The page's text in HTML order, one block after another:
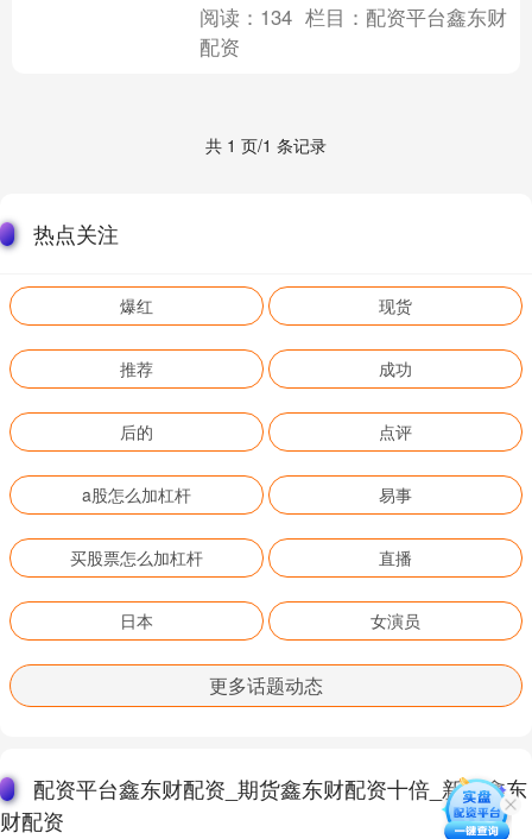
阅读： 134 栏目： 配资平台鑫东财
配资
共 1 页/1 条记录
热点关注
爆红 现货
推荐 成功
后的 点评
a股怎么加杠杆 易事
买股票怎么加杠杆 直播
日本 女演员
更多话题动态
配资平台鑫东财配资_期货鑫东财配资十倍_新股鑫东
财配资